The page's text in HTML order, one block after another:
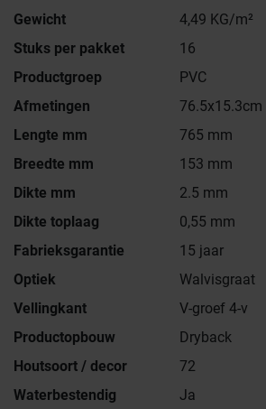
Gewicht
4,49 KG/m²
Stuks per pakket
16
Productgroep
PVC
Afmetingen
76.5x15.3cm
Lengte mm
765 mm
Breedte mm
153 mm
Dikte mm
2.5 mm
Dikte toplaag
0,55 mm
Fabrieksgarantie
15 jaar
Optiek
Walvisgraat
Vellingkant
V-groef 4-v
Productopbouw
Dryback
Houtsoort / decor
72
Waterbestendig
Ja